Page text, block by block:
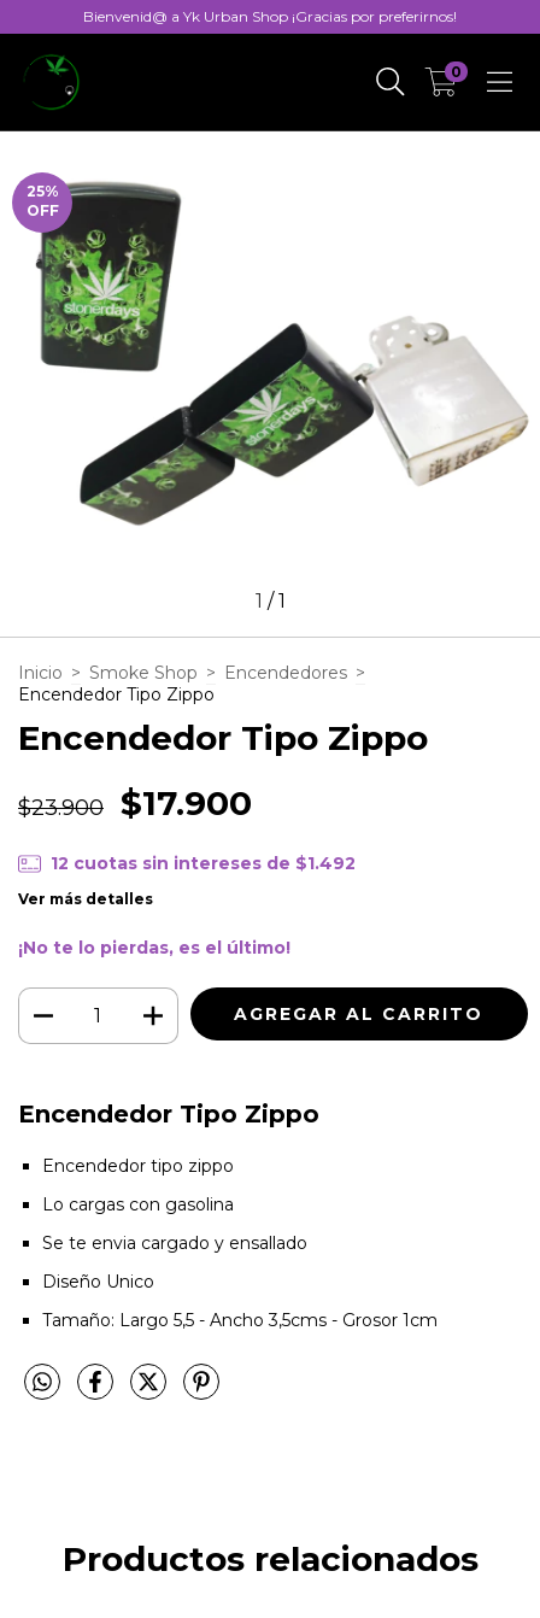
Bienvenid@ a Yk Urban Shop ¡Gracias por preferirnos!
0
25%
OFF
1 /1
Inicio > Smoke Shop > Encendedores >
Encendedor Tipo Zippo
Encendedor Tipo Zippo
$23.900 $17.900
12 cuotas sin intereses de $1.492
Ver más detalles
¡No te lo pierdas, es el último!
Encendedor Tipo Zippo
Encendedor tipo zippo
Lo cargas con gasolina
Se te envia cargado y ensallado
Diseño Unico
Tamaño: Largo 5,5 - Ancho 3,5cms - Grosor 1cm
Productos relacionados